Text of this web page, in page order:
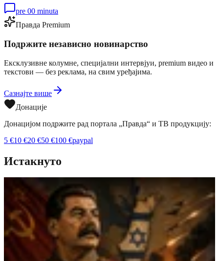
pre 00 minuta
Правда Premium
Подржите независно новинарство
Ексклузивне колумне, специјални интервјуи, premium видео и
текстови — без реклама, на свим уређајима.
Сазнајте више
Донације
Донацијом подржите рад портала „Правда“ и ТВ продукцију:
5 €10 €20 €50 €100 €paypal
Истакнуто